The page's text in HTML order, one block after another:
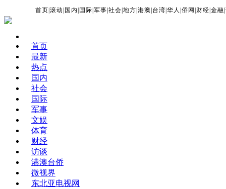
首页 |滚动 国内 国际 |军事 |社会 |地方 |港澳 台湾 |华人 |侨网 财经 |金融 |
首页
最新
热点
国内
社会
国际
军事
文娱
体育
财经
访谈
港澳台侨
微视界
东北亚电视网